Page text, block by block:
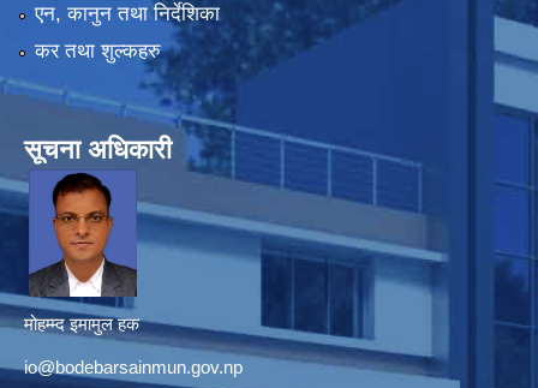
एन, कानुन तथा निर्देशिका
कर तथा शुल्कहरु
सूचना अधिकारी
मोहम्म्द इमामुल हक
io@bodebarsainmun.gov.np